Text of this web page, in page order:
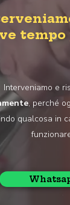
tempo
Interveniamo e
, perché
qualcosa in